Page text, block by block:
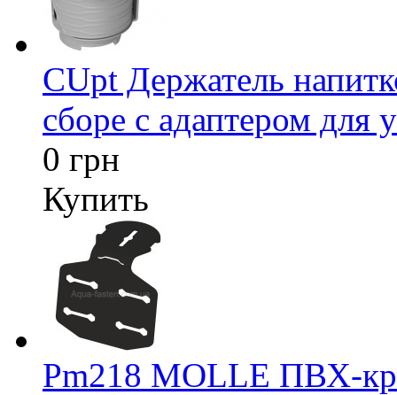
CUpt Держатель
сборе с адаптером для
0 грн
Купить
Pm218 MOLLE ПВХ-